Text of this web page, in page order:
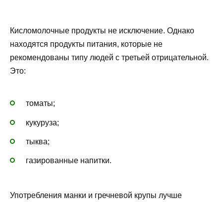
Кисломолочные продукты не исключение. Однако
находятся продукты питания, которые не
рекомендованы типу людей с третьей отрицательной.
Это:
томаты;
кукуруза;
тыква;
газированные напитки.
Употребления манки и гречневой крупы лучше